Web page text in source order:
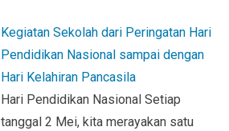
Kegiatan Sekolah dari Peringatan Hari
Pendidikan Nasional sampai dengan
Hari Kelahiran Pancasila
Hari Pendidikan Nasional Setiap
tanggal 2 Mei, kita merayakan satu